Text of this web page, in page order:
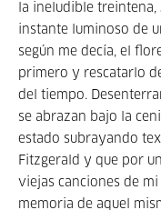
la ineludible
instante luminoso de
según me decía, el
primero y rescatarlo
del tiempo.
se abrazan bajo la
estado subrayando
Fitzgerald y que por
viejas canciones de
memoria de aquel